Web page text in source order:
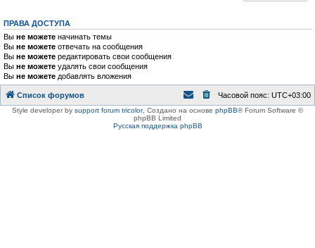
ПРАВА ДОСТУПА
Вы не можете начинать темы
Вы не можете отвечать на сообщения
Вы не можете редактировать свои сообщения
Вы не можете удалять свои сообщения
Вы не можете добавлять вложения
Список форумов Часовой пояс: UTC+03:00
Style developer by support forum tricolor, Создано на основе phpBB® Forum Software ©
phpBB Limited
Русская поддержка phpBB